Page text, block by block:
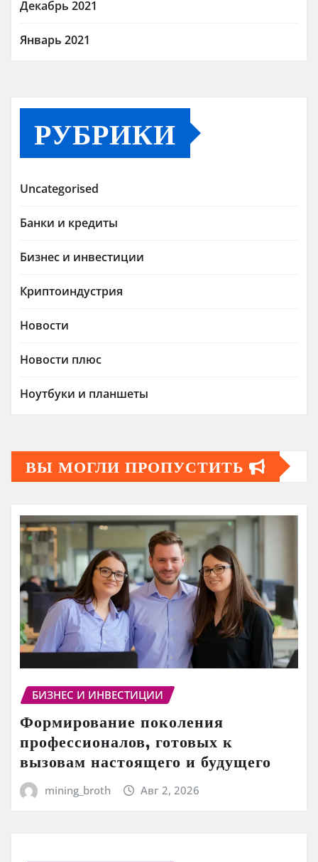
Декабрь 2021
Январь 2021
РУБРИКИ
Uncategorised
Банки и кредиты
Бизнес и инвестиции
Криптоиндустрия
Новости
Новости плюс
Ноутбуки и планшеты
ВЫ МОГЛИ ПРОПУСТИТЬ
БИЗНЕС И ИНВЕСТИЦИИ
Формирование поколения
профессионалов, готовых к
вызовам настоящего и будущего
mining_broth Авг 2, 2026